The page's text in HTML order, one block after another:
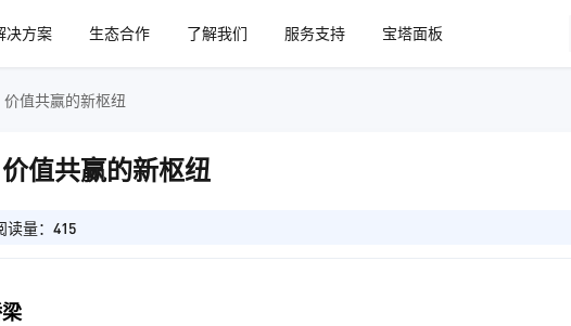
决方案 生态合作 了解我们 服务支持
宝塔面板
值共赢的新枢纽
值共赢的新枢纽
读量：415